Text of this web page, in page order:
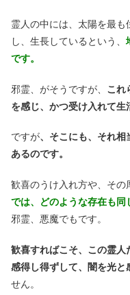
霊人の中には、太陽を最
し、生長しているという、
です。
邪霊、がそうですが、 これ
を感じ、かつ受け入れて生
ですが、そこにも、それ相
あるのです。
歓喜のうけ入れ方や、その
では、どのような存在も同
邪霊、悪魔でもです。
歓喜すればこそ、この霊人
感得し得ずして、闇を光と
せん。